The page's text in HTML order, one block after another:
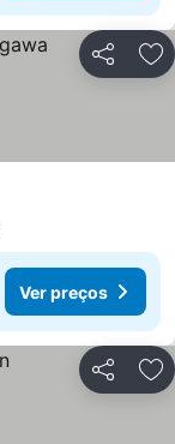
Partilhar
Ver preços
Partilhar